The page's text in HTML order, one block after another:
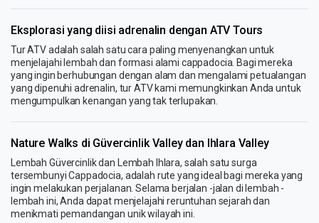
Eksplorasi yang diisi adrenalin dengan ATV Tours
Tur ATV adalah salah satu cara paling menyenangkan untuk
menjelajahi lembah dan formasi alami cappadocia. Bagi mereka
yang ingin berhubungan dengan alam dan mengalami petualangan
yang dipenuhi adrenalin, tur ATV kami memungkinkan Anda untuk
mengumpulkan kenangan yang tak terlupakan.
Nature Walks di Güvercinlik Valley dan Ihlara Valley
Lembah Güvercinlik dan Lembah Ihlara, salah satu surga
tersembunyi Cappadocia, adalah rute yang ideal bagi mereka yang
ingin melakukan perjalanan. Selama berjalan -jalan di lembah -
lembah ini, Anda dapat menjelajahi reruntuhan sejarah dan
menikmati pemandangan unik wilayah ini.